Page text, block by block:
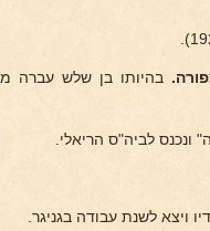
בהיותו בן שלש עברה
לביה"ס הריאלי.